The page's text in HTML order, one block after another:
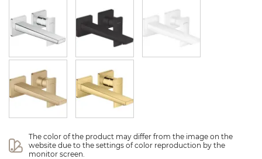
The color of the product may differ from the image on the
website due to the settings of color reproduction by the
monitor screen.